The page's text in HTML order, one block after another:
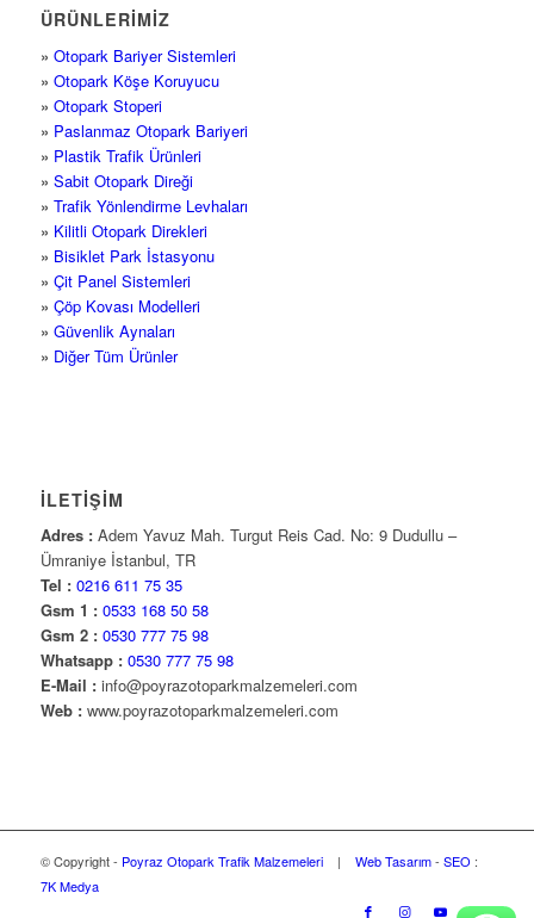
ÜRÜNLERİMİZ
» Otopark Bariyer Sistemleri
» Otopark Köşe Koruyucu
» Otopark Stoperi
» Paslanmaz Otopark Bariyeri
» Plastik Trafik Ürünleri
» Sabit Otopark Direği
» Trafik Yönlendirme Levhaları
» Kilitli Otopark Direkleri
» Bisiklet Park İstasyonu
» Çit Panel Sistemleri
» Çöp Kovası Modelleri
» Güvenlik Aynaları
» Diğer Tüm Ürünler
İLETİŞİM
Adres :Adem Yavuz Mah. Turgut Reis Cad. No: 9 Dudullu –
Ümraniye İstanbul, TR
Tel : 0216 611 75 35
Gsm 1 : 0533 168 50 58
Gsm 2 : 0530 777 75 98
Whatsapp : 0530 777 75 98
E-Mail :info@poyrazotoparkmalzemeleri.com
Web :www.poyrazotoparkmalzemeleri.com
© Copyright - Poyraz Otopark Trafik Malzemeleri| Web Tasarım- SEO :
7K Medya